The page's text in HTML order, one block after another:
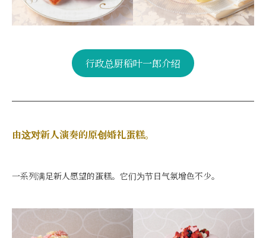
行政总厨稻叶一郎介绍
由这对新人演奏的原创婚礼蛋糕。
一系列满足新人愿望的蛋糕。它们为节日气氛增色不少。